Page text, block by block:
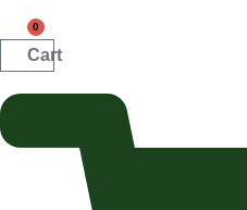
0
Cart